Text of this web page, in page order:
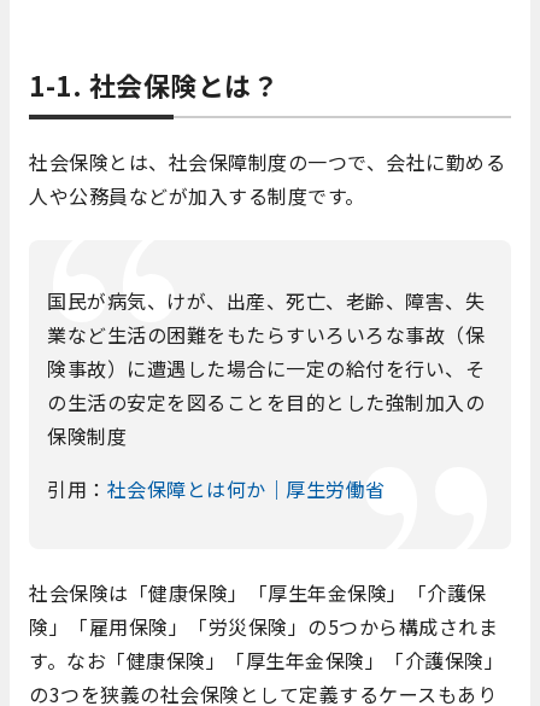
1-1. 社会保険とは？
社会保険とは、社会保障制度の一つで、会社に勤める
人や公務員などが加入する制度です。
国民が病気、けが、出産、死亡、老齢、障害、失
業など生活の困難をもたらすいろいろな事故（保
険事故）に遭遇した場合に一定の給付を行い、そ
の生活の安定を図ることを目的とした強制加入の
保険制度
引用： 社会保障とは何か｜厚生労働省
社会保険は「健康保険」「厚生年金保険」「介護保
険」「雇用保険」「労災保険」の5つから構成されま
す。なお「健康保険」「厚生年金保険」「介護保険」
の3つを狭義の社会保険として定義するケースもあり